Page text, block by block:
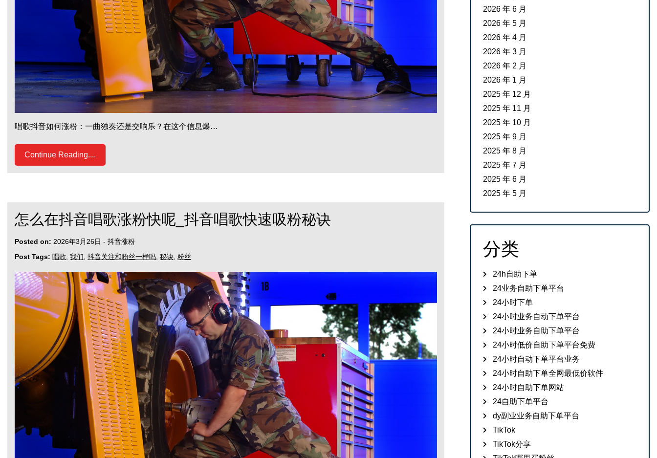
唱歌抖音如何涨粉：一曲独奏还是交响乐？在这个信息爆…
Continue Reading....
怎么在抖音唱歌涨粉快呢_抖音唱歌快速吸粉秘诀
Posted on: 2026年3月26日 - 抖音涨粉
Post Tags: 唱歌 我们 抖音关注和粉丝一样吗 秘诀 粉丝
2026 年 6 月
2026 年 5 月
2026 年 4 月
2026 年 3 月
2026 年 2 月
2026 年 1 月
2025 年 12 月
2025 年 11 月
2025 年 10 月
2025 年 9 月
2025 年 8 月
2025 年 7 月
2025 年 6 月
2025 年 5 月
分类
24h自助下单
24业务自助下单平台
24小时下单
24小时业务自动下单平台
24小时业务自助下单平台
24小时低价自助下单平台免费
24小时自动下单平台业务
24小时自助下单全网最低价软件
24小时自助下单网站
24自助下单平台
dy副业业务自助下单平台
TikTok
TikTok分享